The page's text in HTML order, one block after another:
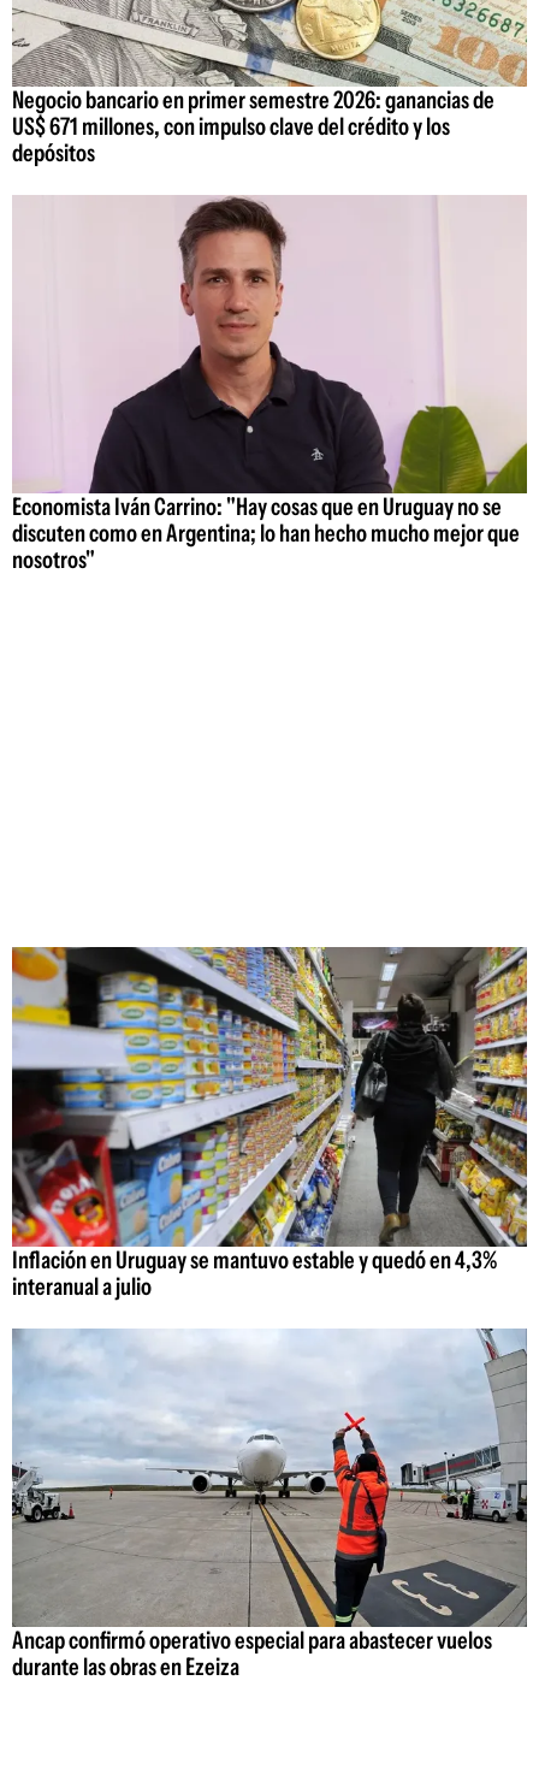
Negocio bancario en primer semestre 2026: ganancias de
US$ 671 millones, con impulso clave del crédito y los
depósitos
Economista Iván Carrino: "Hay cosas que en Uruguay no se
discuten como en Argentina; lo han hecho mucho mejor que
nosotros"
Inflación en Uruguay se mantuvo estable y quedó en 4,3%
interanual a julio
Ancap confirmó operativo especial para abastecer vuelos
durante las obras en Ezeiza